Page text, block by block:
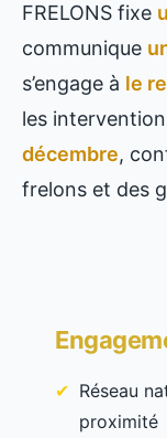
FRELONS fixe
communique
s’engage à le
les
décembre,
frelons et des
Réseau
proximité